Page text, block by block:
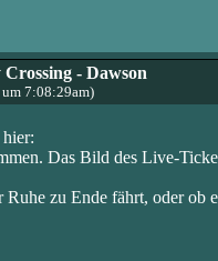
- Dawson
7:08:29am)
Das Bild des Live-
zu Ende fährt, oder ob